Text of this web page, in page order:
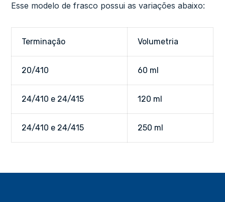
Esse modelo de frasco possui as variações abaixo:
Terminação Volumetria
20/410 60 ml
24/410 e 24/415 120 ml
24/410 e 24/415 250 ml